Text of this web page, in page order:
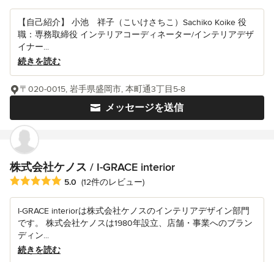
【自己紹介】 小池 祥子（こいけさちこ）Sachiko Koike 役
職：専務取締役 インテリアコーディネーター/インテリアデザ
イナー...
続きを読む
メッセージを送信
〒020-0015, 岩手県盛岡市, 本町通3丁目5-8
株式会社ケノス / I-GRACE interior
平均評価：5つ星中 星5
5.0 (12件のレビュー)
I-GRACE interiorは株式会社ケノスのインテリアデザイン部門
です。 株式会社ケノスは1980年設立、店舗・事業へのブラン
ディン...
続きを読む